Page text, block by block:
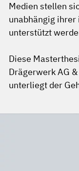
Medien stellen
unabhängig
unterstützt
Diese
Drägerwerk AG
unterliegt der